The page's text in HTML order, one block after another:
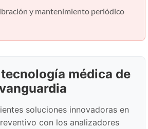
y mantenimiento periódico
médica de
soluciones innovadoras en
con los analizadores